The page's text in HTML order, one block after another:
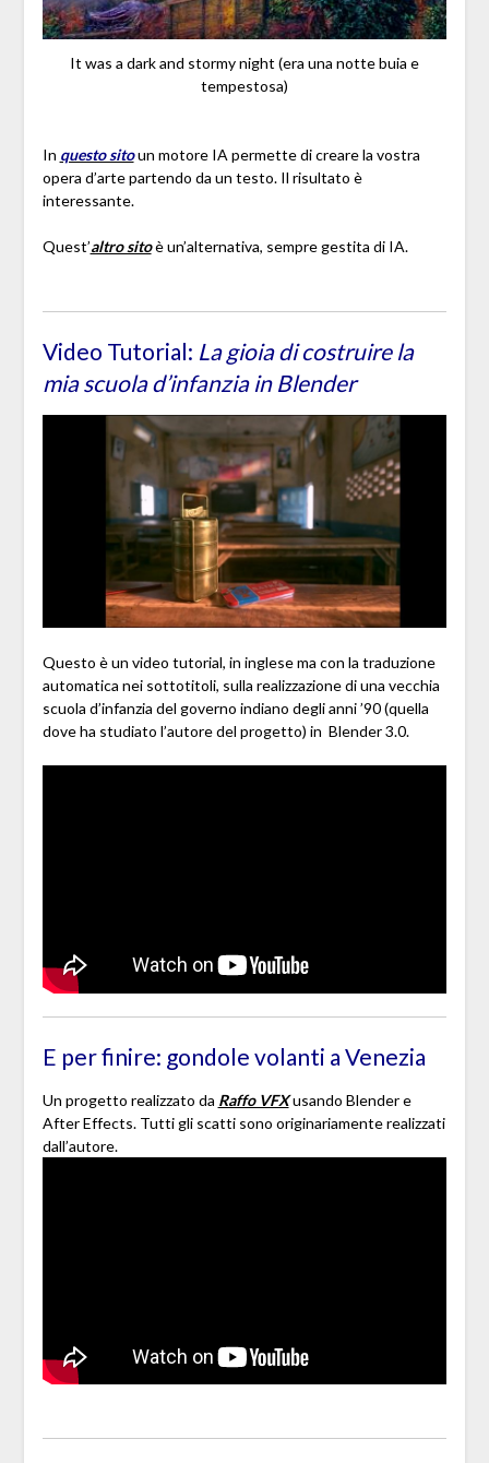
It was a dark and stormy night (era una notte buia e
tempestosa)
In questo sitoun motore IA permette di creare la vostra
opera d’arte partendo da un testo. Il risultato è
interessante.
Quest’altro sitoè un’alternativa, sempre gestita di IA.
Video Tutorial: La gioia di costruire la
mia scuola d’infanzia in Blender
Questo è un video tutorial, in inglese ma con la traduzione
automatica nei sottotitoli, sulla realizzazione di una vecchia
scuola d’infanzia del governo indiano degli anni ’90 (quella
dove ha studiato l’autore del progetto) in Blender 3.0.
E per finire: gondole volanti a Venezia
Un progetto realizzato da Raffo VFXusando Blender e
After Effects. Tutti gli scatti sono originariamente realizzati
dall’autore.